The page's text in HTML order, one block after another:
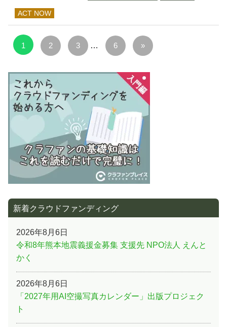
ACT NOW
投
稿
ペ
ー
ジ
送
1 2 3 … 6
次
の
事
»
新着クラウドファンディング
2026年8月6日
令和8年熊本地震義援金募集 支援先 NPO法人 えんと
かく
2026年8月6日
「2027年用AI空撮写真カレンダー」出版プロジェク
ト